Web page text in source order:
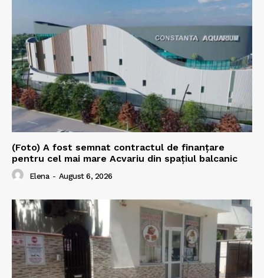
(Foto) A fost semnat contractul de finanțare
pentru cel mai mare Acvariu din spațiul balcanic
Elena - August 6, 2026